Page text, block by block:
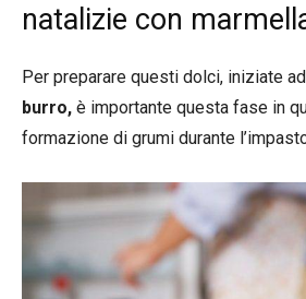
natalizie con
Per preparare questi dolci, iniziate
burro, è importante questa fase in
formazione di grumi durante